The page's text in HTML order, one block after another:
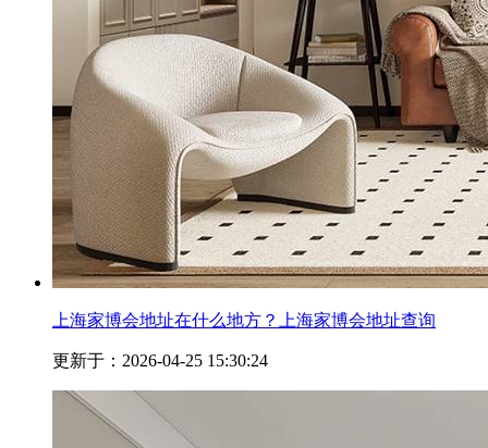
上海家博会地址在什么地方？上海家博会地址查询
更新于：2026-04-25 15:30:24